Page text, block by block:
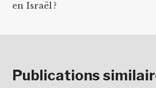
en Israël ?
Publications